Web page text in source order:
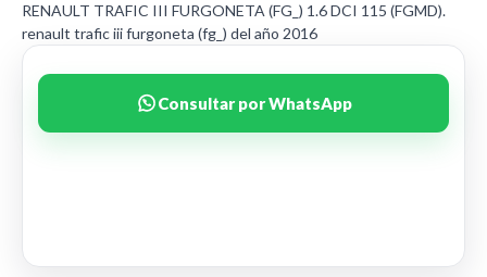
RENAULT TRAFIC III FURGONETA (FG_) 1.6 DCI 115 (FGMD).
renault trafic iii furgoneta (fg_) del año 2016
Consultar por WhatsApp